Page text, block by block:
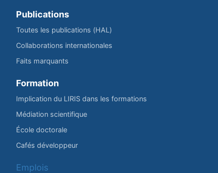
Publications
Toutes les publications (HAL)
Collaborations internationales
Faits marquants
Formation
Implication du LIRIS dans les formations
Médiation scientifique
École doctorale
Cafés développeur
Emplois